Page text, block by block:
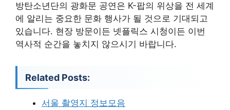
방탄소년단의 광화문 공연은 K-팝의 위상을 전 세계
에 알리는 중요한 문화 행사가 될 것으로 기대되고
있습니다. 현장 방문이든 넷플릭스 시청이든 이번
역사적 순간을 놓치지 않으시기 바랍니다.
Related Posts:
서울 촬영지 정보모음